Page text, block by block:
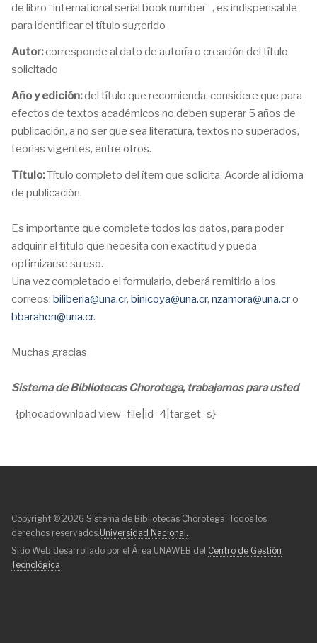
de libro “international serial book number” , es indispensable
para identificar el título sugerido
Autor:corresponde al dato de autoría o creación del título
solicitado
Año y edición:del título que recomienda, considere que para
efectos de textos académicos no deben superar 5 años de
publicación, a no ser que sea literatura, textos no superados,
teorías vigentes, entre otros.
Título:Título completo del ítem que solicita. Acorde al idioma
de publicación.
Es importante que complete todos los datos, para poder
adquirir el título que necesita con exactitud y pueda
optimizarse su uso.
Una vez completado el formulario, deberá remitirlo a los
correos: biliberia@una.cr, binicoya@una.cr, nzamora@una.cro
bbarahon@una.cr.
Muchas gracias
Sistema de Bibliotecas Chorotega, trabajamos para usted
{phocadownload view=file|id=4|target=s}
Copyright © 2026 Sistema de Bibliotecas Chorotega. Todos los
derechos reservados. Universidad Nacional.
Sitio Web desarrollado por el Área UNAWEB del Centro de Gestión
Tecnológica